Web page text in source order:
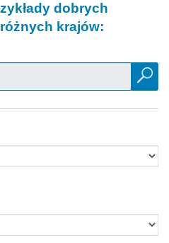
Kwalifikacji
(otwiera
w
oknie)
dobrych
krajów: